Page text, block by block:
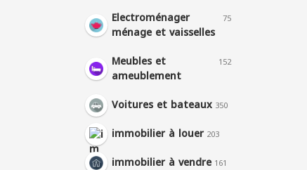
Electroménager
ménage et vaisselles
75
Meubles et
ameublement
152
Voitures et bateaux 350
immobilier à louer 203
immobilier à vendre 161